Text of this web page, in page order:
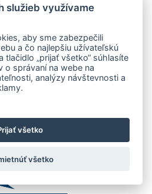
služieb využívame
aby sme zabezpečili
a čo najlepšiu užívateľskú
tlačidlo „prijať všetko“ súhlasíte
o správaní na webe na
analýzy návštevnosti a
všetko
všetko